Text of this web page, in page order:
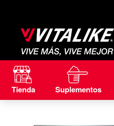
Tienda Suplementos